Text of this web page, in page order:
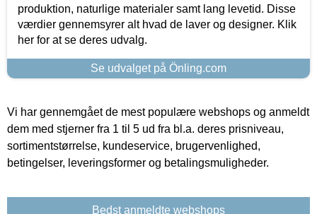
produktion, naturlige materialer samt lang levetid. Disse
værdier gennemsyrer alt hvad de laver og designer. Klik
her for at se deres udvalg.
Se udvalget på Önling.com
Vi har gennemgået de mest populære webshops og anmeldt
dem med stjerner fra 1 til 5 ud fra bl.a. deres prisniveau,
sortimentstørrelse, kundeservice, brugervenlighed,
betingelser, leveringsformer og betalingsmuligheder.
Bedst anmeldte webshops